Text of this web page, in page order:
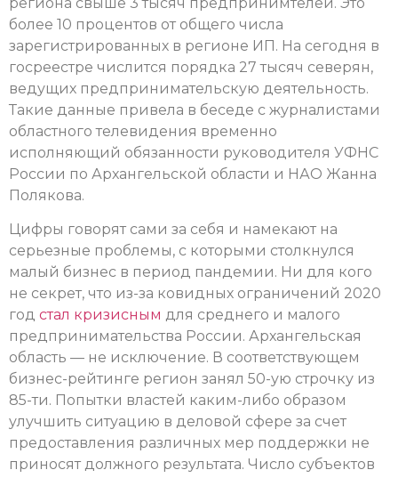
более 10 процентов от общего числа
зарегистрированных в регионе ИП. На сегодня в
госреестре числится порядка 27 тысяч северян,
ведущих предпринимательскую деятельность.
Такие данные привела в беседе с журналистами
областного телевидения временно
исполняющий обязанности руководителя УФНС
России по Архангельской области и НАО Жанна
Полякова.
Цифры говорят сами за себя и намекают на
серьезные проблемы, с которыми столкнулся
малый бизнес в период пандемии. Ни для кого
не секрет, что из-за ковидных ограничений 2020
год стал кризисным для среднего и малого
предпринимательства России. Архангельская
область — не исключение. В соответствующем
бизнес-рейтинге регион занял 50-ую строчку из
85-ти. Попытки властей каким-либо образом
улучшить ситуацию в деловой сфере за счет
предоставления различных мер поддержки не
приносят должного результата. Число субъектов